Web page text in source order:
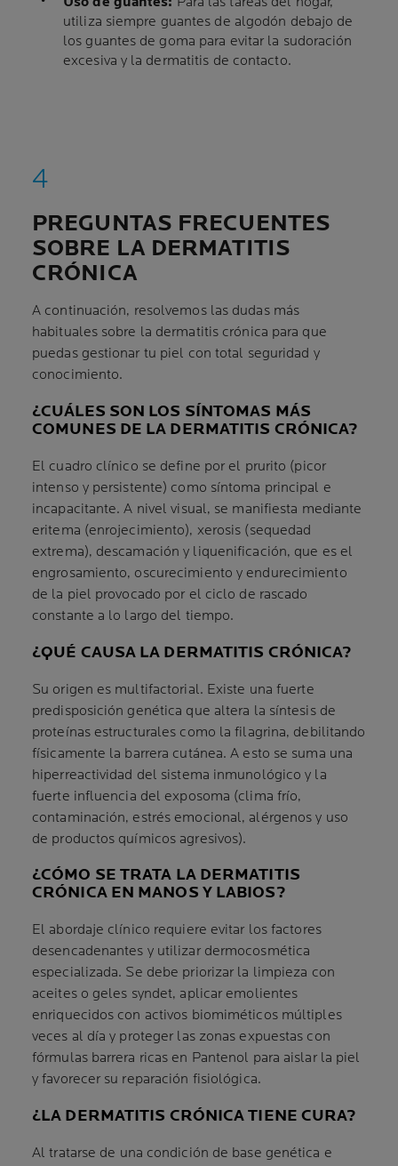
utiliza siempre guantes de algodón debajo de
los guantes de goma para evitar la sudoración
excesiva y la dermatitis de contacto.
PREGUNTAS FRECUENTES
SOBRE LA DERMATITIS
CRÓNICA
A continuación, resolvemos las dudas más
habituales sobre la dermatitis crónica para que
puedas gestionar tu piel con total seguridad y
conocimiento.
¿CUÁLES SON LOS SÍNTOMAS MÁS
COMUNES DE LA DERMATITIS CRÓNICA?
El cuadro clínico se define por el prurito (picor
intenso y persistente) como síntoma principal e
incapacitante. A nivel visual, se manifiesta mediante
eritema (enrojecimiento), xerosis (sequedad
extrema), descamación y liquenificación, que es el
engrosamiento, oscurecimiento y endurecimiento
de la piel provocado por el ciclo de rascado
constante a lo largo del tiempo.
¿QUÉ CAUSA LA DERMATITIS CRÓNICA?
Su origen es multifactorial. Existe una fuerte
predisposición genética que altera la síntesis de
proteínas estructurales como la filagrina, debilitando
físicamente la barrera cutánea. A esto se suma una
hiperreactividad del sistema inmunológico y la
fuerte influencia del exposoma (clima frío,
contaminación, estrés emocional, alérgenos y uso
de productos químicos agresivos).
¿CÓMO SE TRATA LA DERMATITIS
CRÓNICA EN MANOS Y LABIOS?
El abordaje clínico requiere evitar los factores
desencadenantes y utilizar dermocosmética
especializada. Se debe priorizar la limpieza con
aceites o geles syndet, aplicar emolientes
enriquecidos con activos biomiméticos múltiples
veces al día y proteger las zonas expuestas con
fórmulas barrera ricas en Pantenol para aislar la piel
y favorecer su reparación fisiológica.
¿LA DERMATITIS CRÓNICA TIENE CURA?
Al tratarse de una condición de base genética e